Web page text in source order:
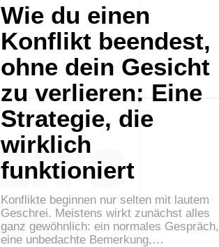
Wie du einen
Konflikt beendest,
ohne dein Gesicht
zu verlieren: Eine
Strategie, die
wirklich
funktioniert
Konflikte beginnen nur selten mit lautem
Geschrei. Meistens wirkt zunächst alles
ganz gewöhnlich: ein normales Gespräch,
eine unbedachte Bemerkung,…